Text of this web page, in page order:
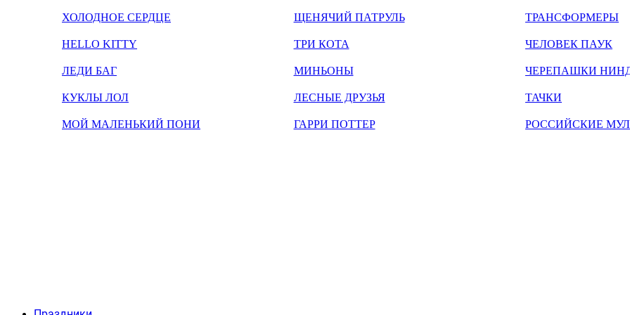
ХОЛОДНОЕ СЕРДЦЕ
HELLO KITTY
ЛЕДИ БАГ
КУКЛЫ ЛОЛ
МОЙ МАЛЕНЬКИЙ ПОНИ
ЩЕНЯЧИЙ ПАТРУЛЬ
ТРИ КОТА
МИНЬОНЫ
ЛЕСНЫЕ ДРУЗЬЯ
ГАРРИ ПОТТЕР
ТРАНСФОРМЕРЫ
ЧЕЛОВЕК ПАУК
ЧЕРЕПАШКИ
ТАЧКИ
РОССИЙСКИЕ